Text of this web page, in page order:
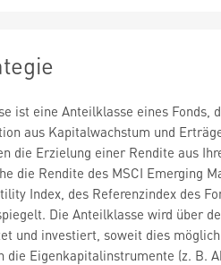
ist eine Anteilklasse eines Fonds,
aus Kapitalwachstum und
die Erzielung einer Rendite aus
die Rendite des MSCI Emerging
Index, des Referenzindex des
Die Anteilklasse wird über
und investiert, soweit dies
die Eigenkapitalinstrumente (z. B.